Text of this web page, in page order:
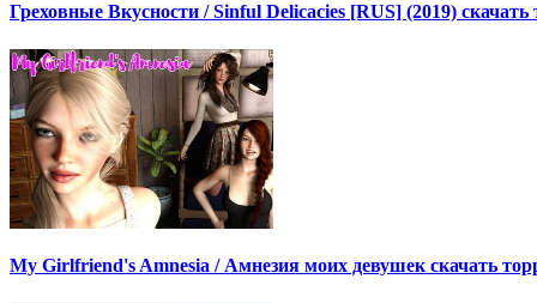
Греховные Вкусности / Sinful Delicacies [RUS] (2019) скачать
My Girlfriend's Amnesia / Амнезия моих девушек скачать